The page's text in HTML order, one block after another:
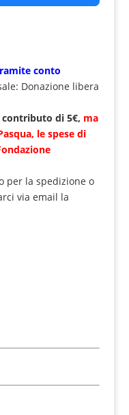
conto
Donazione libera
contributo di 5€, ma
le spese di
per la spedizione o
via email la